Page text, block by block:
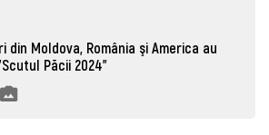
din Moldova, România şi America au
Păcii 2024"